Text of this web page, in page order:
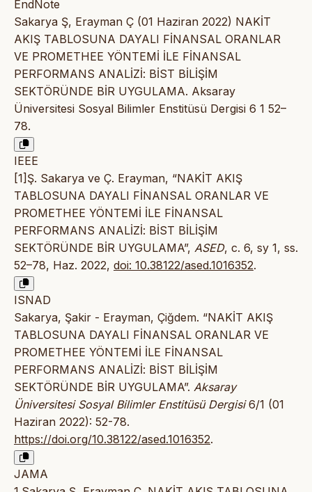
EndNote
Sakarya Ş, Erayman Ç (01 Haziran 2022) NAKİT
AKIŞ TABLOSUNA DAYALI FİNANSAL ORANLAR
VE PROMETHEE YÖNTEMİ İLE FİNANSAL
PERFORMANS ANALİZİ: BİST BİLİŞİM
SEKTÖRÜNDE BİR UYGULAMA. Aksaray
Üniversitesi Sosyal Bilimler Enstitüsü Dergisi 6 1 52–
78.
IEEE
[1]Ş. Sakarya ve Ç. Erayman, “NAKİT AKIŞ
TABLOSUNA DAYALI FİNANSAL ORANLAR VE
PROMETHEE YÖNTEMİ İLE FİNANSAL
PERFORMANS ANALİZİ: BİST BİLİŞİM
SEKTÖRÜNDE BİR UYGULAMA”, ASED, c. 6, sy 1, ss.
52–78, Haz. 2022, doi: 10.38122/ased.1016352.
ISNAD
Sakarya, Şakir - Erayman, Çiğdem. “NAKİT AKIŞ
TABLOSUNA DAYALI FİNANSAL ORANLAR VE
PROMETHEE YÖNTEMİ İLE FİNANSAL
PERFORMANS ANALİZİ: BİST BİLİŞİM
SEKTÖRÜNDE BİR UYGULAMA”. Aksaray
Üniversitesi Sosyal Bilimler Enstitüsü Dergisi6/1 (01
Haziran 2022): 52-78.
https://doi.org/10.38122/ased.1016352.
JAMA